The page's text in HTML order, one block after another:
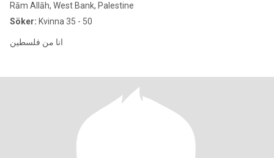
Rām Allāh, West Bank, Palestine
Söker: Kvinna 35 - 50
انا من فلسطين